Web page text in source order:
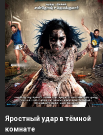
Яростный удар в тёмной
комнате